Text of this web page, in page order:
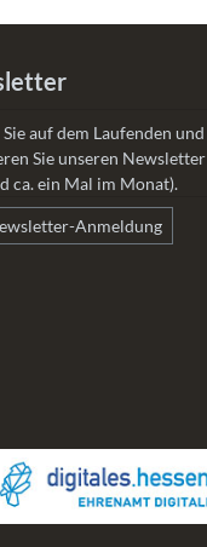
auf dem Laufenden und
Sie unseren Newsletter
ca. ein Mal im Monat).
Anmeldung